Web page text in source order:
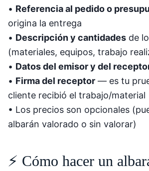
• Referencia al pedido o
origina la entrega
• Descripción y cantidades de
(materiales, equipos, trabajo
• Datos del emisor y del
• Firma del receptor — es tu
cliente recibió el trabajo/material
• Los precios son opcionales
albarán valorado o sin valorar)
⚡ Cómo hacer un